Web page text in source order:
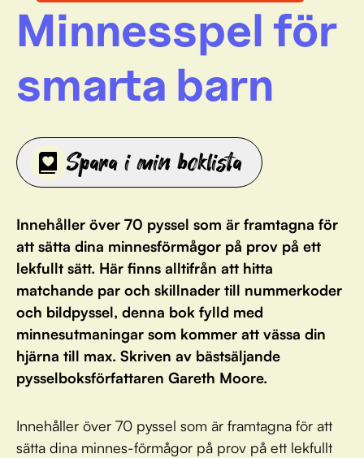
Minnesspel för
smarta barn
Spara i min boklista
Innehåller över 70 pyssel som är framtagna för
att sätta dina minnesförmågor på prov på ett
lekfullt sätt. Här finns alltifrån att hitta
matchande par och skillnader till nummerkoder
och bildpyssel, denna bok fylld med
minnesutmaningar som kommer att vässa din
hjärna till max. Skriven av bästsäljande
pysselboksförfattaren Gareth Moore.
Innehåller över 70 pyssel som är framtagna för att
sätta dina minnes-förmågor på prov på ett lekfullt